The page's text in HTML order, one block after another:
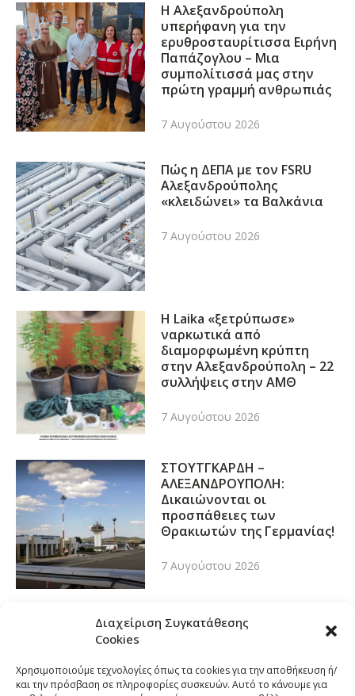
Διαχείριση Συγκατάθεσης
Cookies
Χρησιμοποιούμε τεχνολογίες όπως τα cookies για την αποθήκευση ή/
και την πρόσβαση σε πληροφορίες συσκευών. Αυτό το κάνουμε για
Η Αλεξανδρούπολη
υπερήφανη για την
ερυθροσταυρίτισσα Ειρήνη
Παπάζογλου – Μια
συμπολίτισσά μας στην
πρώτη γραμμή ανθρωπιάς
7 Αυγούστου 2026
Πώς η ΔΕΠΑ με τον FSRU
Αλεξανδρούπολης
«κλειδώνει» τα Βαλκάνια
7 Αυγούστου 2026
Η Laika «ξετρύπωσε»
ναρκωτικά από
διαμορφωμένη κρύπτη
στην Αλεξανδρούπολη – 22
συλλήψεις στην ΑΜΘ
7 Αυγούστου 2026
ΣΤΟΥΤΓΚΑΡΔΗ –
ΑΛΕΞΑΝΔΡΟΥΠΟΛΗ:
Δικαιώνονται οι
προσπάθειες των
Θρακιωτών της Γερμανίας!
7 Αυγούστου 2026